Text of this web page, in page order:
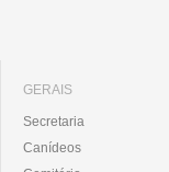
GERAIS
Secretaria
Canídeos